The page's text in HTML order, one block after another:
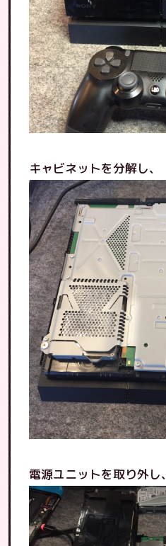
キャビネットを分解し、
電源ユニットを取り外し、